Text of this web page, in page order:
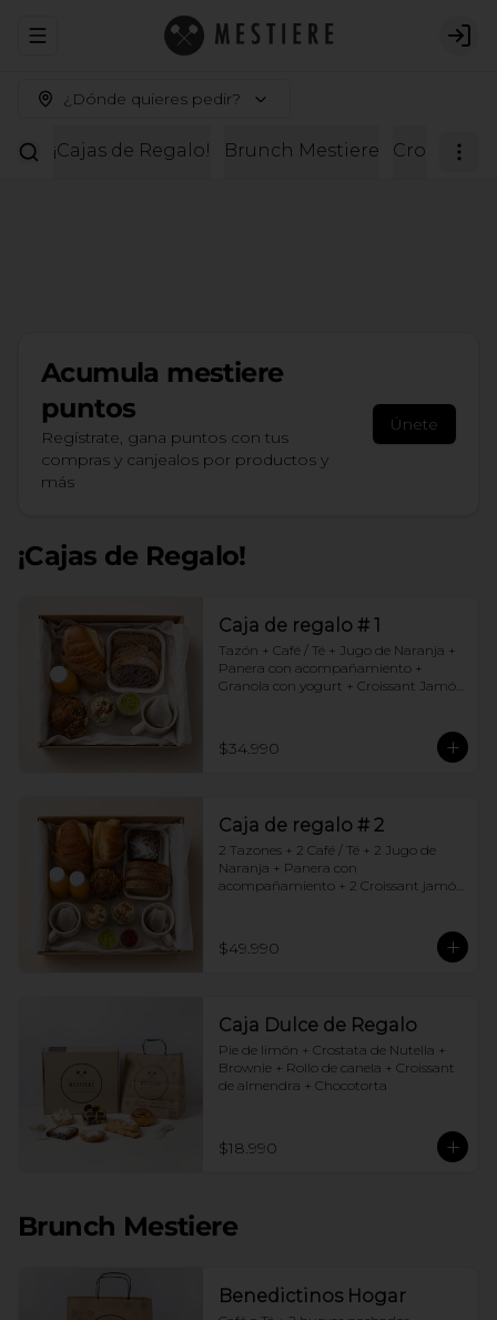
Abrir menu de navegación
¿Dónde quieres pedir?
¡Cajas de Regalo! Brunch Mestiere
Acumula mestiere
puntos
Regístrate, gana puntos con tus
compras y canjealos por productos y
más
Únete
¡Cajas de Regalo!
Caja de regalo # 1
Tazón + Café / Té + Jugo de Naranja +
Panera con acompañamiento +
Granola con yogurt + Croissant Jamón
$34.990
Caja de regalo # 2
2 Tazones + 2 Café / Té + 2 Jugo de
Naranja + Panera con
acompañamiento + 2 Croissant jamón
$49.990
Caja Dulce de Regalo
Pie de limón + Crostata de Nutella +
Brownie + Rollo de canela + Croissant
de almendra + Chocotorta
$18.990
Brunch Mestiere
Benedictinos Hogar